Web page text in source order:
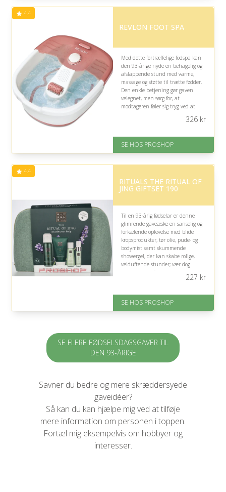
af 5
4.4
REVLON FOOT SPA
Med dette fortræffelige fodspa kan
den 93-årige nyde en behagelig og
afslappende stund med varme,
massage og støtte til trætte fødder.
Den enkle betjening gør gaven
velegnet, men sørg for, at
modtageren føler sig tryg ved at
Fremragende Trustpilot rating
326kr
SE HOS PROSHOP
4.4
RITUALS THE RITUAL OF
JING GIFTSET 190
Til en 93-årig fødselar er denne
glimrende gaveæske en sanselig og
forkælende oplevelse med blide
kropsprodukter, tør olie, pude- og
bodymist samt skummende
showergel, der kan skabe rolige,
velduftende stunder; vær dog
opmærksom på, om modtageren
Fremragende Trustpilot rating
på 4.4 ud af 5
227 kr
SE HOS PROSHOP
SE FLERE FØDSELSDAGSGAVER TIL
DEN 93-ÅRIGE
Savner du bedre og mere skræddersyede
gaveidéer?
Så kan du kan hjælpe mig ved at tilføje
mere information om personen i toppen.
Fortæl mig eksempelvis om hobbyer og
interesser.